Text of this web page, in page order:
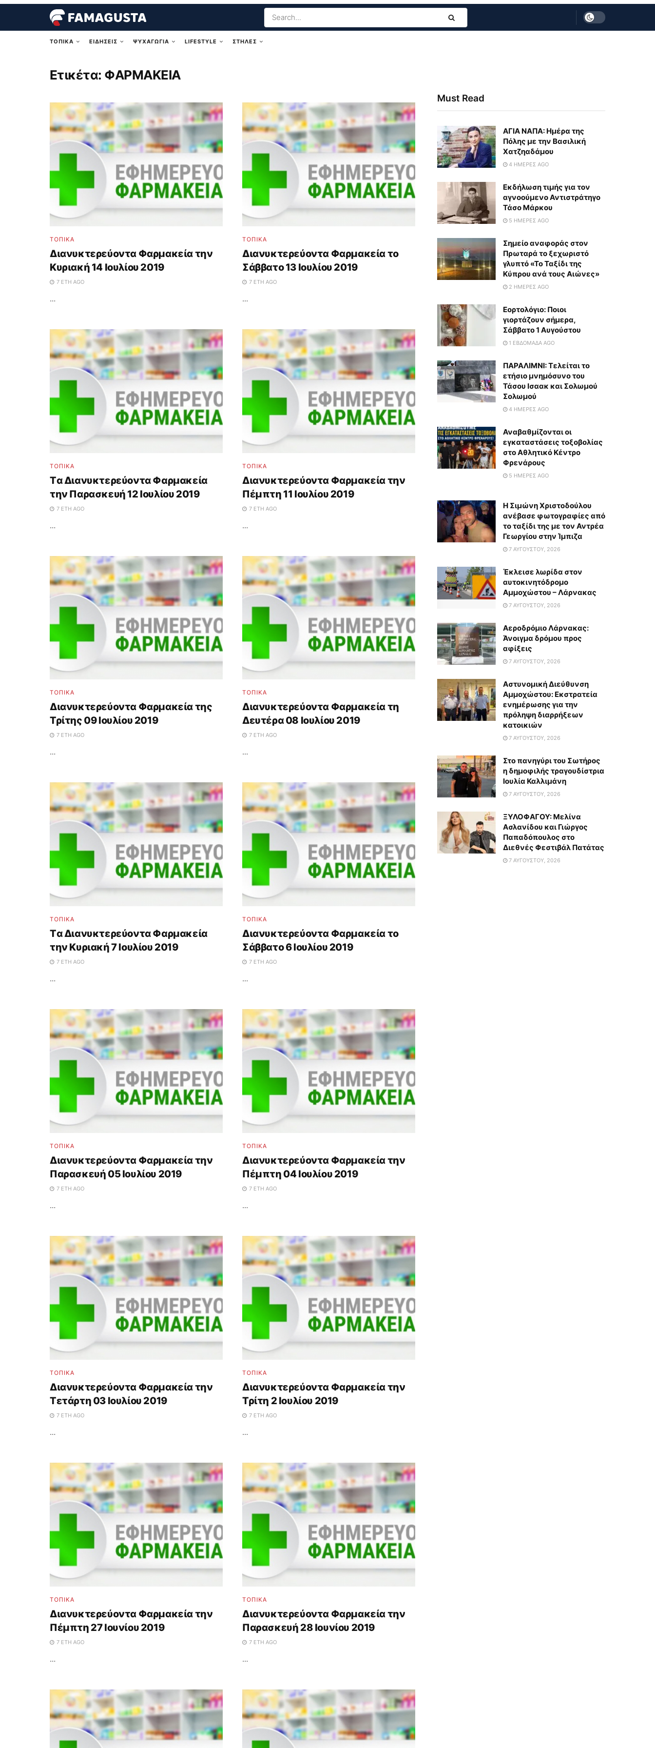
ΤΟΠΙΚΑ ΕΙΔΗΣΕΙΣ ΨΥΧΑΓΩΓΙΑ LIFESTYLE ΣΤΗΛΕΣ
Ετικέτα: ΦΑΡΜΑΚΕΙΑ
ΤΟΠΙΚΑ
Διανυκτερεύοντα Φαρμακεία την
Κυριακή 14 Ιουλίου 2019
7 ΈΤΗ AGO
...
ΤΟΠΙΚΑ
Διανυκτερεύοντα Φαρμακεία το
Σάββατο 13 Ιουλίου 2019
7 ΈΤΗ AGO
...
ΤΟΠΙΚΑ
Tα Διανυκτερεύοντα Φαρμακεία
την Παρασκευή 12 Ιουλίου 2019
7 ΈΤΗ AGO
...
ΤΟΠΙΚΑ
Διανυκτερεύοντα Φαρμακεία την
Πέμπτη 11 Ιουλίου 2019
7 ΈΤΗ AGO
...
ΤΟΠΙΚΑ
Διανυκτερεύοντα Φαρμακεία της
Τρίτης 09 Ιουλίου 2019
7 ΈΤΗ AGO
...
ΤΟΠΙΚΑ
Διανυκτερεύοντα Φαρμακεία τη
Δευτέρα 08 Ιουλίου 2019
7 ΈΤΗ AGO
...
ΤΟΠΙΚΑ
Tα Διανυκτερεύοντα Φαρμακεία
την Κυριακή 7 Ιουλίου 2019
7 ΈΤΗ AGO
...
ΤΟΠΙΚΑ
Διανυκτερεύοντα Φαρμακεία το
Σάββατο 6 Ιουλίου 2019
7 ΈΤΗ AGO
...
ΤΟΠΙΚΑ
Διανυκτερεύοντα Φαρμακεία την
Παρασκευή 05 Ιουλίου 2019
7 ΈΤΗ AGO
...
ΤΟΠΙΚΑ
Διανυκτερεύοντα Φαρμακεία την
Πέμπτη 04 Ιουλίου 2019
7 ΈΤΗ AGO
...
ΤΟΠΙΚΑ
Διανυκτερεύοντα Φαρμακεία την
Τετάρτη 03 Ιουλίου 2019
7 ΈΤΗ AGO
...
ΤΟΠΙΚΑ
Διανυκτερεύοντα Φαρμακεία την
Τρίτη 2 Iουλίου 2019
7 ΈΤΗ AGO
...
ΤΟΠΙΚΑ
Διανυκτερεύοντα Φαρμακεία την
Πέμπτη 27 Ιουνίου 2019
7 ΈΤΗ AGO
...
ΤΟΠΙΚΑ
Διανυκτερεύοντα Φαρμακεία την
Παρασκευή 28 Ιουνίου 2019
7 ΈΤΗ AGO
...
Must Read
ΑΓΙΑ ΝΑΠΑ: Ημέρα της
Πόλης με την Βασιλική
Χατζηαδάμου
4 ΗΜΈΡΕΣ AGO
Εκδήλωση τιμής για τον
αγνοούμενο Αντιστράτηγο
Τάσο Μάρκου
5 ΗΜΈΡΕΣ AGO
Σημείο αναφοράς στον
Πρωταρά το ξεχωριστό
γλυπτό «Το Ταξίδι της
Κύπρου ανά τους Αιώνες»
2 ΗΜΈΡΕΣ AGO
Εορτολόγιο: Ποιοι
γιορτάζουν σήμερα,
Σάββατο 1 Αυγούστου
1 ΕΒΔΟΜΆΔΑ AGO
ΠΑΡΑΛΙΜΝΙ: Τελείται το
ετήσιο μνημόσυνο του
Τάσου Ισαακ και Σολωμού
Σολωμού
4 ΗΜΈΡΕΣ AGO
Αναβαθμίζονται οι
εγκαταστάσεις τοξοβολίας
στο Αθλητικό Κέντρο
Φρενάρους
5 ΗΜΈΡΕΣ AGO
Η Σιμώνη Χριστοδούλου
ανέβασε φωτογραφίες από
το ταξίδι της με τον Αντρέα
Γεωργίου στην Ίμπιζα
7 ΑΥΓΟΎΣΤΟΥ, 2026
Έκλεισε λωρίδα στον
αυτοκινητόδρομο
Αμμοχώστου – Λάρνακας
7 ΑΥΓΟΎΣΤΟΥ, 2026
Αεροδρόμιο Λάρνακας:
Άνοιγμα δρόμου προς
αφίξεις
7 ΑΥΓΟΎΣΤΟΥ, 2026
Αστυνομική Διεύθυνση
Αμμοχώστου: Εκστρατεία
ενημέρωσης για την
πρόληψη διαρρήξεων
κατοικιών
7 ΑΥΓΟΎΣΤΟΥ, 2026
Στο πανηγύρι του Σωτήρος
η δημοφιλής τραγουδίστρια
Ιουλία Καλλιμάνη
7 ΑΥΓΟΎΣΤΟΥ, 2026
ΞΥΛΟΦΑΓΟΥ: Μελίνα
Ασλανίδου και Γιώργος
Παπαδόπουλος στο
Διεθνές Φεστιβάλ Πατάτας
7 ΑΥΓΟΎΣΤΟΥ, 2026